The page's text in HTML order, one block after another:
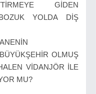
GİDEN
YOLDA DİŞ
OLMUŞ
VİDANJÖR İLE
MU?